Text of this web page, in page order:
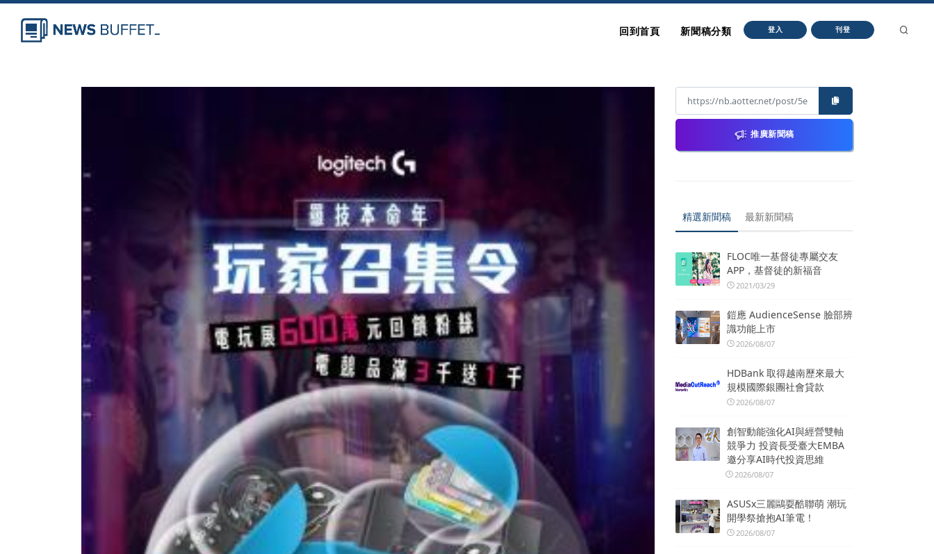
回到首頁 新聞稿分類 登入 刊登
推廣新聞稿
精選新聞稿 最新新聞稿
FLOC唯一基督徒專屬交友
APP，基督徒的新福音
2021/03/29
鎧應 AudienceSense 臉部辨
識功能上市
2026/08/07
HDBank 取得越南歷來最大
規模國際銀團社會貸款
2026/08/07
創智動能強化AI與經營雙軸
競爭力 投資長受臺大EMBA
邀分享AI時代投資思維
2026/08/07
ASUSx三麗鷗耍酷聯萌 潮玩
開學祭搶抱AI筆電！
2026/08/07